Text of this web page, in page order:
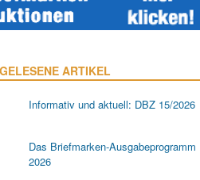
ARTIKEL
Informativ und aktuell: DBZ 15/2026
Das Briefmarken-Ausgabeprogramm
2026